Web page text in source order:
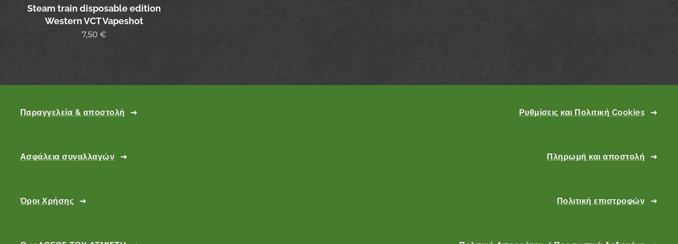
Steam train disposable edition
Western VCT Vapeshot
7,50 €
Παραγγελεία & αποστολή
Ασφάλεια συναλλαγών
Όροι Χρήσης
Ρυθμίσεις και Πολιτική Cookies
Πληρωμή και αποστολή
Πολιτική επιστροφών